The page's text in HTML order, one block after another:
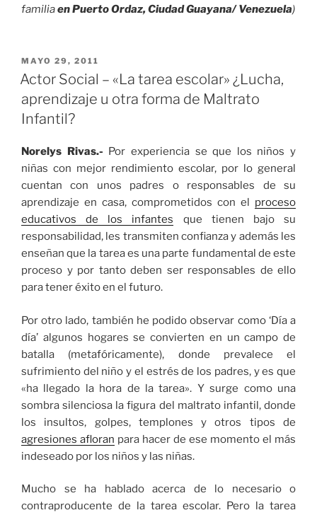
familiaen Puerto Ordaz, Ciudad Guayana/ Venezuela)
PUBLICADO
EL
MAYO 29, 2011
Actor Social – «La tarea escolar» ¿Lucha,
aprendizaje u otra forma de Maltrato
Infantil?
Norelys Rivas.- Por experiencia se que los niños y
niñas con mejor rendimiento escolar, por lo general
cuentan con unos padres o responsables de su
aprendizaje en casa, comprometidos con el proceso
educativos de los infantes que tienen bajo su
responsabilidad, les transmiten confianza y además les
enseñan que la tarea es una parte fundamental de este
proceso y por tanto deben ser responsables de ello
para tener éxito en el futuro.
Por otro lado, también he podido observar como ‘Día a
día’ algunos hogares se convierten en un campo de
batalla (metafóricamente), donde prevalece el
sufrimiento del niño y el estrés de los padres, y es que
«ha llegado la hora de la tarea». Y surge como una
sombra silenciosa la figura del maltrato infantil, donde
los insultos, golpes, templones y otros tipos de
agresiones afloran para hacer de ese momento el más
indeseado por los niños y las niñas.
Mucho se ha hablado acerca de lo necesario o
contraproducente de la tarea escolar. Pero la tarea